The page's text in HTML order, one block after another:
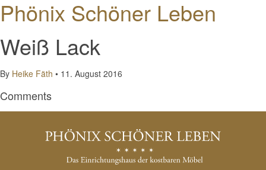
Phönix Schöner Leben
Weiß Lack
By Heike Fäth • 11. August 2016
Comments